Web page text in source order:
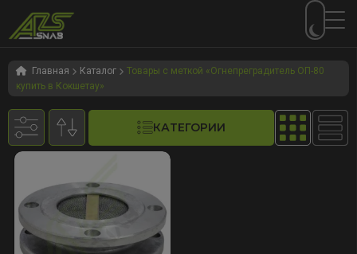
Перейти
навигации
Перейти
содержимому
Главная Каталог
Товары с меткой «Огнепреградитель ОП-80
купить в Кокшетау»
КАТЕГОРИИ